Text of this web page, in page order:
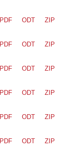
ZIP
ODT
PDF
ZIP
ODT
PDF
ZIP
ODT
PDF
ZIP
ODT
PDF
ZIP
ODT
PDF
ZIP
ODT
PDF